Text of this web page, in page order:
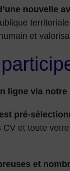
nouvelle
et
ligne via notre
pré-
et toute
et